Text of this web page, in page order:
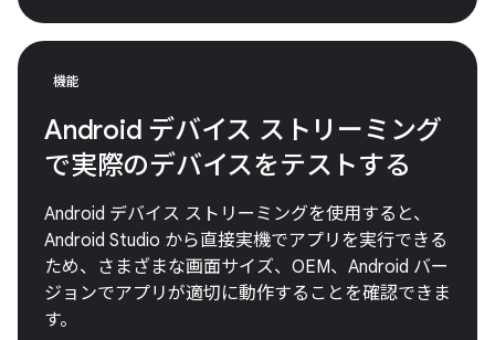
機能
Android デバイス ストリーミング
で実際のデバイスをテストする
Android デバイス ストリーミングを使用すると、
Android Studio から直接実機でアプリを実行できる
ため、さまざまな画面サイズ、OEM、Android バー
ジョンでアプリが適切に動作することを確認できま
す。